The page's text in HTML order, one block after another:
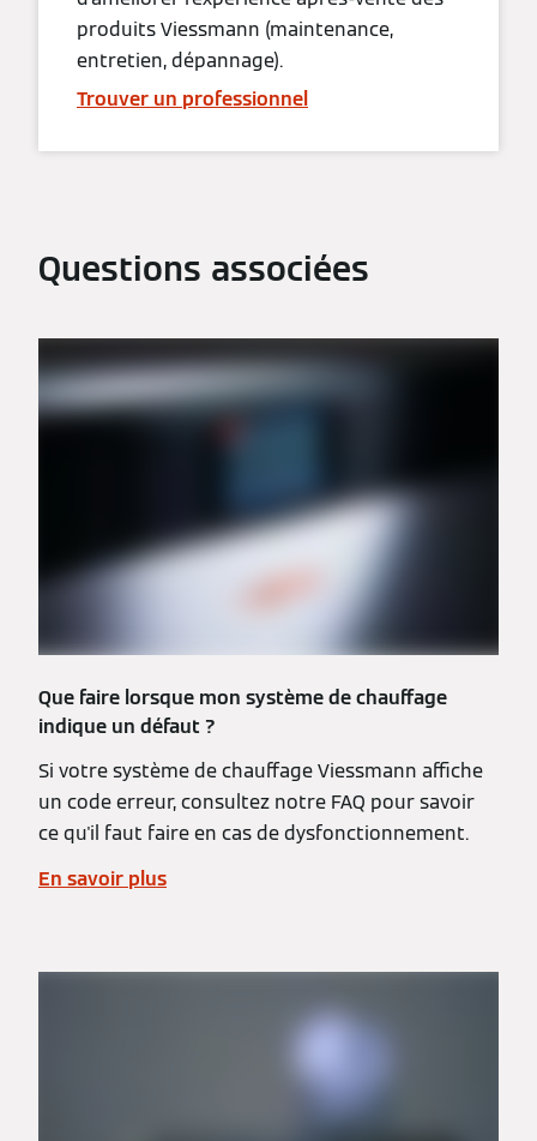
produits Viessmann (maintenance,
entretien, dépannage).
Trouver un professionnel
Questions associées
Que faire lorsque mon système de chauffage
indique un défaut ?
Si votre système de chauffage Viessmann affiche
un code erreur, consultez notre FAQ pour savoir
ce qu'il faut faire en cas de dysfonctionnement.
En savoir plus